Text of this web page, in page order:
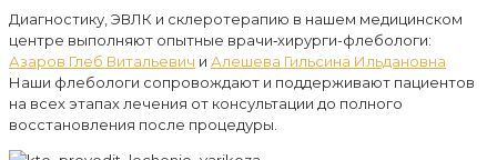
Диагностику, ЭВЛК и склеротерапию в нашем медицинском
центре выполняют опытные врачи‑хирурги-флебологи:
Азаров Глеб Витальевич и Алешева Гильсина Ильдановна
Наши флебологи сопровождают и поддерживают пациентов
на всех этапах лечения от консультации до полного
восстановления после процедуры.